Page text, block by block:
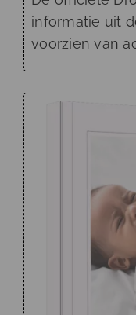
informatie uit
voorzien van